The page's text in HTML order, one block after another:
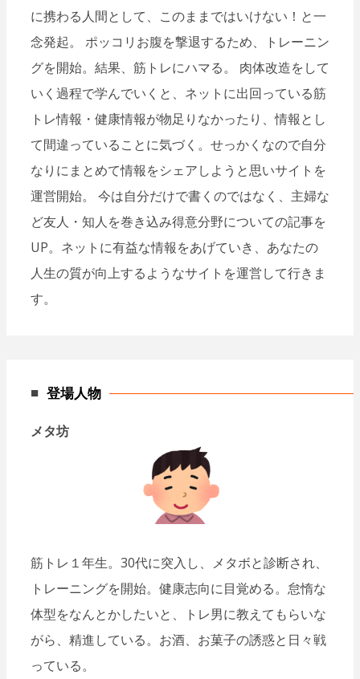
に携わる人間として、このままではいけない！と一
念発起。 ポッコリお腹を撃退するため、トレーニン
グを開始。結果、筋トレにハマる。 肉体改造をして
いく過程で学んでいくと、ネットに出回っている筋
トレ情報・健康情報が物足りなかったり、情報とし
て間違っていることに気づく。せっかくなので自分
なりにまとめて情報をシェアしようと思いサイトを
運営開始。 今は自分だけで書くのではなく、主婦な
ど友人・知人を巻き込み得意分野についての記事を
UP。ネットに有益な情報をあげていき、あなたの
人生の質が向上するようなサイトを運営して行きま
す。
登場人物
メタ坊
筋トレ１年生。30代に突入し、メタボと診断され、
トレーニングを開始。健康志向に目覚める。怠惰な
体型をなんとかしたいと、トレ男に教えてもらいな
がら、精進している。お酒、お菓子の誘惑と日々戦
っている。